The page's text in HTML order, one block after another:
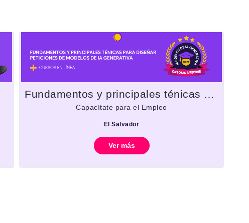
Fundamentos y principales ténicas para diseñar peticiones de modelos de IA generativa
Capacítate para el Empleo
El Salvador
Ver más